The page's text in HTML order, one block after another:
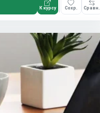
К курсу Сохр. Сравн.